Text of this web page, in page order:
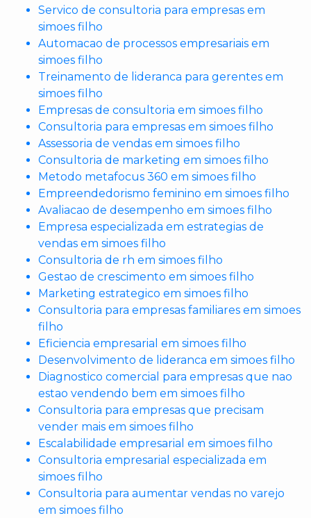
Servico de consultoria para empresas em
simoes filho
Automacao de processos empresariais em
simoes filho
Treinamento de lideranca para gerentes em
simoes filho
Empresas de consultoria em simoes filho
Consultoria para empresas em simoes filho
Assessoria de vendas em simoes filho
Consultoria de marketing em simoes filho
Metodo metafocus 360 em simoes filho
Empreendedorismo feminino em simoes filho
Avaliacao de desempenho em simoes filho
Empresa especializada em estrategias de
vendas em simoes filho
Consultoria de rh em simoes filho
Gestao de crescimento em simoes filho
Marketing estrategico em simoes filho
Consultoria para empresas familiares em simoes
filho
Eficiencia empresarial em simoes filho
Desenvolvimento de lideranca em simoes filho
Diagnostico comercial para empresas que nao
estao vendendo bem em simoes filho
Consultoria para empresas que precisam
vender mais em simoes filho
Escalabilidade empresarial em simoes filho
Consultoria empresarial especializada em
simoes filho
Consultoria para aumentar vendas no varejo
em simoes filho